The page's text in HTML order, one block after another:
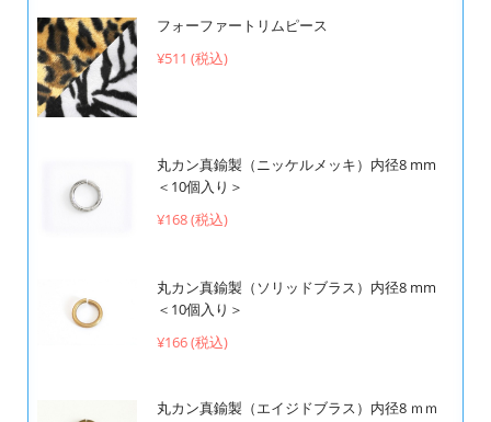
フォーファートリムピース
¥511 (税込)
丸カン真鍮製（ニッケルメッキ）内径8 mm
＜10個入り＞
¥168 (税込)
丸カン真鍮製（ソリッドブラス）内径8 mm
＜10個入り＞
¥166 (税込)
丸カン真鍮製（エイジドブラス）内径8 ｍｍ